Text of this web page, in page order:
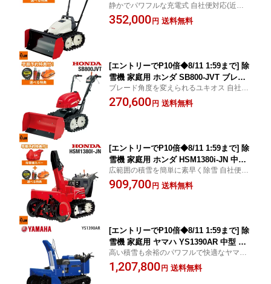
ド 電動充電式 ユキオスe 除雪幅80cm S
B800e-J 条件付き送料無料
静かでパワフルな充電式 自社便対応(近隣無
料) 購入特典あり ホンダ除雪機 正規取扱店
352,000 円 送料無料
[エントリーでP10倍◆8/11 1:59まで] 除
雪機 家庭用 ホンダ SB800-JVT ブレー
ド 除雪幅80cm エンジン式 ユキオス 条
件付き送料無料
ブレード角度を変えられるユキオス 自社便
対応(近隣無料) ホンダ除雪機 正規取扱店
270,600 円 送料無料
[エントリーでP10倍◆8/11 1:59まで] 除
雪機 家庭用 ホンダ HSM1380i-JN 中型
エンジン式 ハイブリッド 除雪幅80cm
条件付き送料無料
広範囲の積雪を簡単に素早く除雪 自社便対
応(近隣無料) ホンダ除雪機 正規取扱店
909,700 円 送料無料
[エントリーでP10倍◆8/11 1:59まで] 除
雪機 家庭用 ヤマハ YS1390AR 中型 エ
ンジン式 静音 フリーターン 油圧チルト
オーガローリング 除雪幅91.5cm 条件付
高い積雪も余裕のパワフルで快適なヤマハ
最高峰モデル ヤマハ除雪機 正規取扱店
1,207,800 円 送料無料